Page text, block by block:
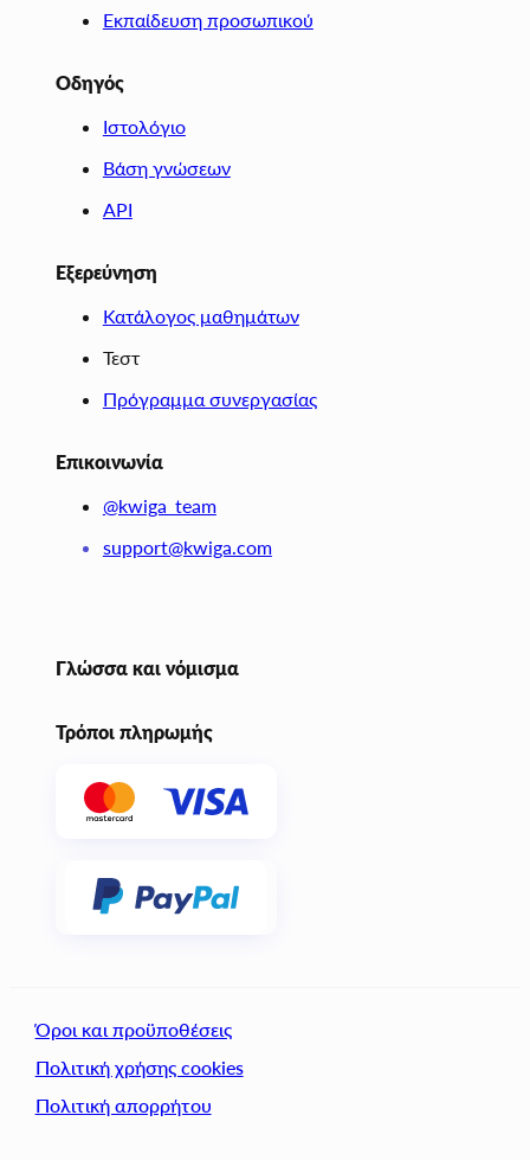
Εκπαίδευση προσωπικού
Οδηγός
Ιστολόγιο
Βάση γνώσεων
API
Εξερεύνηση
Κατάλογος μαθημάτων
Τεστ
Πρόγραμμα συνεργασίας
Επικοινωνία
@kwiga_team
support@kwiga.com
Γλώσσα και νόμισμα
Τρόποι πληρωμής
Όροι και προϋποθέσεις
Πολιτική χρήσης cookies
Πολιτική απορρήτου